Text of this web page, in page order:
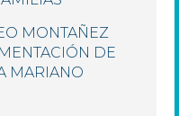
MONTAÑEZ
DE
MARIANO